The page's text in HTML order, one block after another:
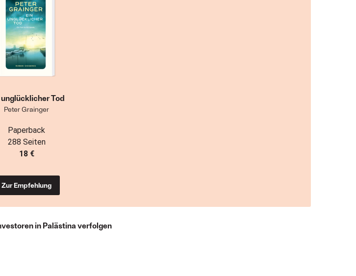
in Palästina verfolgen
unglücklicher Tod
Peter Grainger
Paperback
288 Seiten
18 €
Zur Empfehlung